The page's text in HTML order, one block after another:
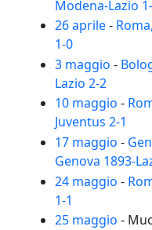
Modena-Lazio
26 aprile-
1-0
3 maggio -
Lazio 2-2
10 maggio -
Juventus 2-1
17 maggio -
Genova 1893-
24 maggio -
1-1
25 maggio -